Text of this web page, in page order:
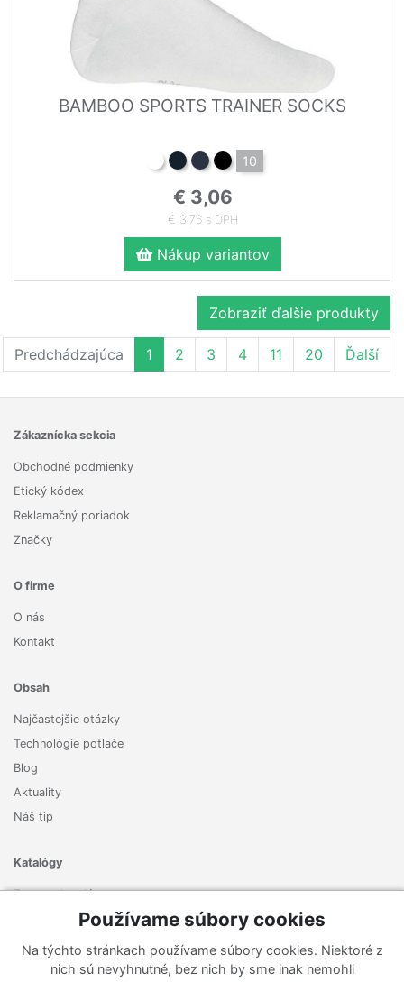
BAMBOO SPORTS TRAINER SOCKS
10
€ 3,06
€ 3,76 s DPH
Nákup variantov
Zobraziť ďalšie produkty
Predchádzajúca 1 2 3 4 11 20 Ďalší
Zákaznícka sekcia
Obchodné podmienky
Etický kódex
Reklamačný poriadok
Značky
O firme
O nás
Kontakt
Obsah
Najčastejšie otázky
Technológie potlače
Blog
Aktuality
Náš tip
Katalógy
Zoznam katalógov
Zaregistrujte sa k odberu nášho newslettera a nenechajte si
Používame súbory cookies
Na týchto stránkach používame súbory cookies. Niektoré z
nich sú nevyhnutné, bez nich by sme inak nemohli